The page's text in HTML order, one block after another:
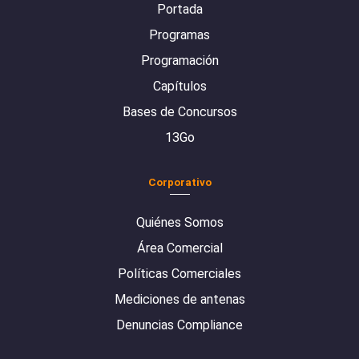
Portada
Programas
Programación
Capítulos
Bases de Concursos
13Go
Corporativo
Quiénes Somos
Área Comercial
Políticas Comerciales
Mediciones de antenas
Denuncias Compliance